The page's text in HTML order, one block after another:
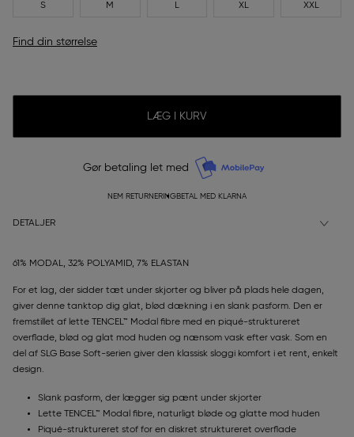
S M L XL XXL
Find din størrelse
LÆG I KURV
Gør betaling let med
NEM RETURNERINGBETAL MED KLARNA
DETALJER
61% MODAL, 32% POLYAMID, 7% ELASTAN
For et lag, der sidder tæt under skjorter og bliver på plads hele dagen,
giver denne tanktop dig glat, blød dækning i en slank pasform. Den er
fremstillet af lette TENCEL™ Modal fibre med en piqué-struktureret
overflade, blød og glat mod huden og nænsom vask efter vask. Som en
del af SLG Base Soft-serien giver den klassisk sloggi komfort i et rent, enkelt
design.
Slank pasform, der lægger sig pænt under skjorter
Lette TENCEL™ Modal fibre, naturligt bløde og glatte mod huden
Piqué-struktureret stof for en diskret struktureret overflade